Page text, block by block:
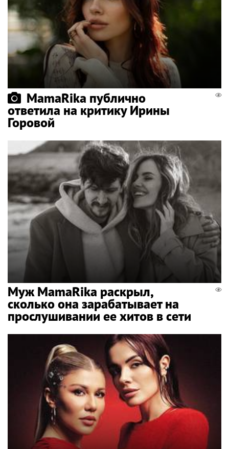
MamaRika публично
ответила на критику Ирины
Горовой
Муж MamaRika раскрыл,
сколько она зарабатывает на
прослушивании ее хитов в сети